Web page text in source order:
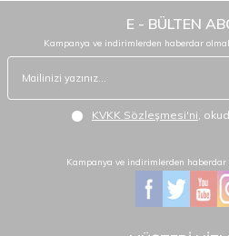
E - BÜLTEN
Kampanya ve indirimlerden haberdar
KVKK Sözleşmesi'ni,
Kampanya ve indirimlerden